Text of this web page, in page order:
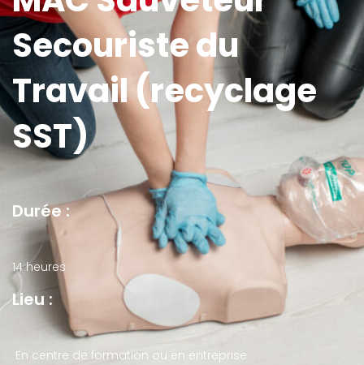
Secouriste du
Travail (recyclage
SST)
Durée :
14 heures
Lieu :
En centre de formation ou en entreprise